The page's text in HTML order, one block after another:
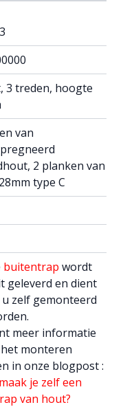
3 treden, hoogte
van
2 planken van
type C
buitentrap wordt
geleverd en dient
zelf gemonteerd
meer informatie
monteren
in onze blogpost :
je zelf een
van hout?